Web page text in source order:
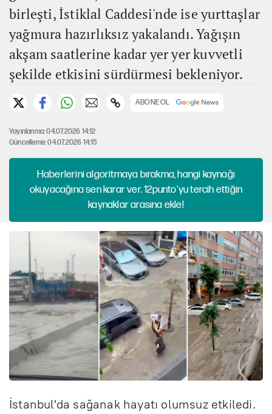
birleşti, İstiklal Caddesi'nde ise yurttaşlar
yağmura hazırlıksız yakalandı. Yağışın
akşam saatlerine kadar yer yer kuvvetli
şekilde etkisini sürdürmesi bekleniyor.
ABONE OL
Yayınlanma: 04.07.2026 14:12
Güncelleme: 04.07.2026 14:15
Haberlerini algoritmaya bırakma, hangi kaynağı
okuyacağına sen karar ver. 12punto'yu tercih ettiğin
kaynaklar arasına ekle!
İstanbul'da sağanak hayatı olumsuz etkiledi.